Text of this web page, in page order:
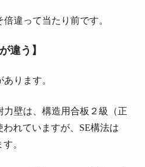
違って当たり前です。
違う】
ります。
壁は、構造用合板２級（正
れていますが、SE構法は
。